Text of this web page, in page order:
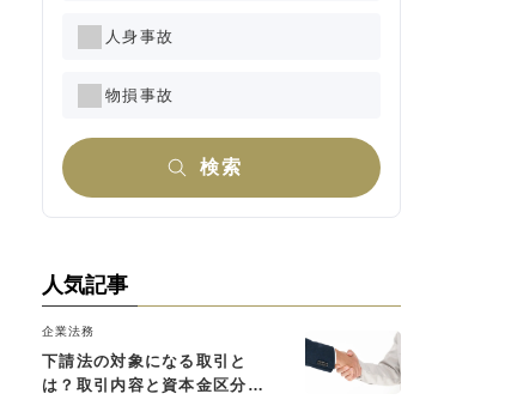
人身事故
物損事故
検索
人気記事
企業法務
下請法の対象になる取引と
は？取引内容と資本金区分に